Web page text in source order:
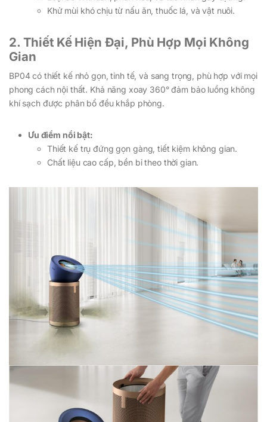
Khử mùi khó chịu từ nấu ăn, thuốc lá, và vật nuôi.
2. Thiết Kế Hiện Đại, Phù Hợp Mọi Không
Gian
BP04 có thiết kế nhỏ gọn, tinh tế, và sang trọng, phù hợp với mọi
phong cách nội thất. Khả năng xoay 360° đảm bảo luồng không
khí sạch được phân bổ đều khắp phòng.
Ưu điểm nổi bật:
Thiết kế trụ đứng gọn gàng, tiết kiệm không gian.
Chất liệu cao cấp, bền bỉ theo thời gian.